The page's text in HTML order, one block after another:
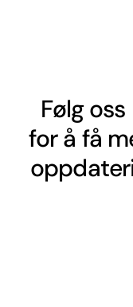
Følg
for å få